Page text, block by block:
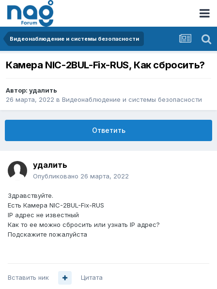
Видеонаблюдение и системы безопасности
Камера NIC-2BUL-Fix-RUS, Как сбросить?
Автор: удалить
26 марта, 2022 в Видеонаблюдение и системы безопасности
Ответить
удалить
Опубликовано 26 марта, 2022
Здравствуйте.
Есть Камера NIC-2BUL-Fix-RUS
IP адрес не известный
Как то ее можно сбросить или узнать IP адрес?
Подскажите пожалуйста
Вставить ник Цитата